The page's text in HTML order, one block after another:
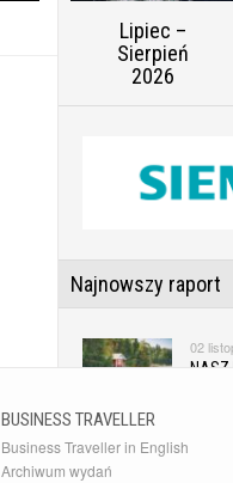
Lipiec –
Sierpień
2026
Najnowszy raport
02
NASZ
Najnowsza Galeria
BUSINESS TRAVELLER
Business Traveller in English
Archiwum wydań